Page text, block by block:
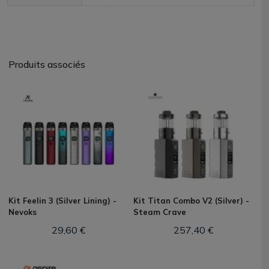
Produits associés
Kit Feelin 3 (Silver Lining) -
Nevoks
29,60 €
Kit Titan Combo V2 (Silver) -
Steam Crave
257,40 €